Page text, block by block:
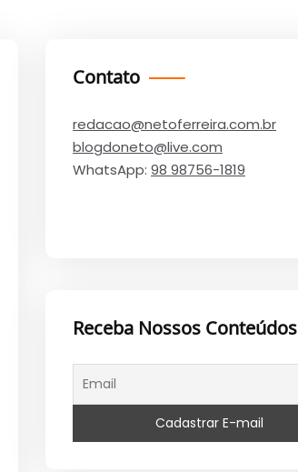
Contato
redacao@netoferreira.com.br
blogdoneto@live.com
WhatsApp: 98 98756-1819
Receba Nossos Conteúdos